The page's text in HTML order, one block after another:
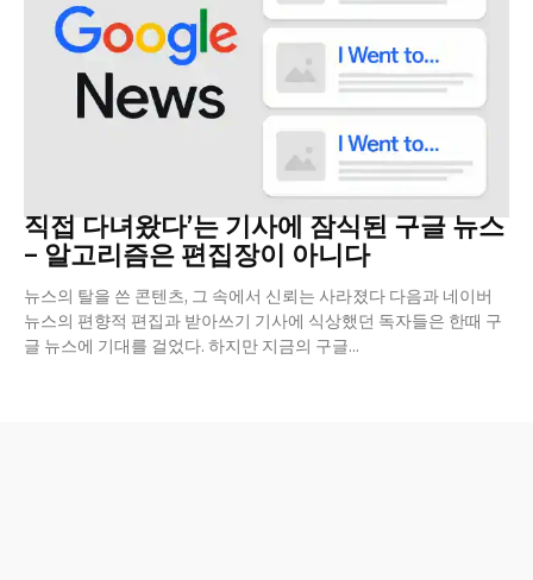
직접 다녀왔다’는 기사에 잠식된 구글 뉴스
– 알고리즘은 편집장이 아니다
뉴스의 탈을 쓴 콘텐츠, 그 속에서 신뢰는 사라졌다 다음과 네이버
뉴스의 편향적 편집과 받아쓰기 기사에 식상했던 독자들은 한때 구
글 뉴스에 기대를 걸었다. 하지만 지금의 구글...